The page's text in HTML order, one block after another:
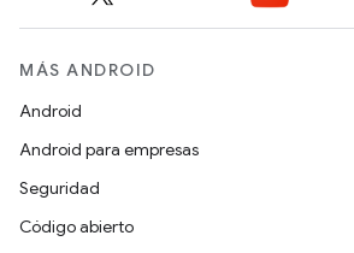
MÁS ANDROID
Android
Android para empresas
Seguridad
Código abierto